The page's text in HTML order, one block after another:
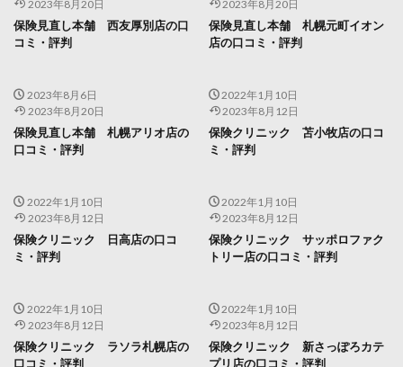
2023年8月20日
保険見直し本舗 西友厚別店の口
コミ・評判
2023年8月20日
保険見直し本舗 札幌元町イオン
店の口コミ・評判
2023年8月6日
2023年8月20日
保険見直し本舗 札幌アリオ店の
口コミ・評判
2022年1月10日
2023年8月12日
保険クリニック 苫小牧店の口コ
ミ・評判
2022年1月10日
2023年8月12日
保険クリニック 日高店の口コ
ミ・評判
2022年1月10日
2023年8月12日
保険クリニック サッポロファク
トリー店の口コミ・評判
2022年1月10日
2023年8月12日
保険クリニック ラソラ札幌店の
口コミ・評判
2022年1月10日
2023年8月12日
保険クリニック 新さっぽろカテ
プリ店の口コミ・評判